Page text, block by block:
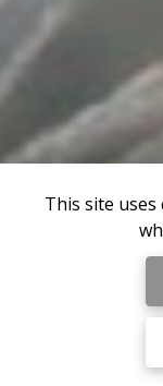
This site